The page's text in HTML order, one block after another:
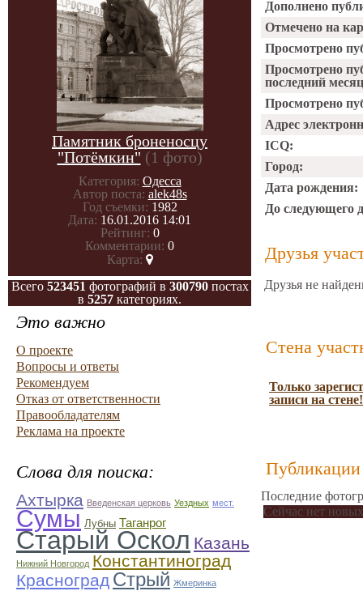
Памятник броненосцу
"Потёмкин" (1 фото)
Категория: Одесса
Автор поста: alek48s
Год съемки: 1982
Дата: 16.01.2016 14:01
Рейтинг: 0
Комментарии: 0
Карта:
Всего 523451 фотографий в 300790постах
в 5257 категориях.
Это важно
О проекте
Вопросы и ответы
Рекомендуем
Отказ от ответственности
Правообладателям
Реклама на проекте
Слова для поиска:
Ахтырка Введенская церковь Уездных мест.
Сумы Лубны Таганрог
Старый Оскол Казань
Нижний Новгород Константиноград
Красноград Стрый Жмеринка
Дополнено
Отмечено на
Просмотрено
Просмотрено
последний
Просмотрено
Адрес
ICQ:
Город:
Дата рождения:
До следующего
Друзья
Друзья не
Стена
Только
записи на стене!
Публикации
Последние
Сейчас нет